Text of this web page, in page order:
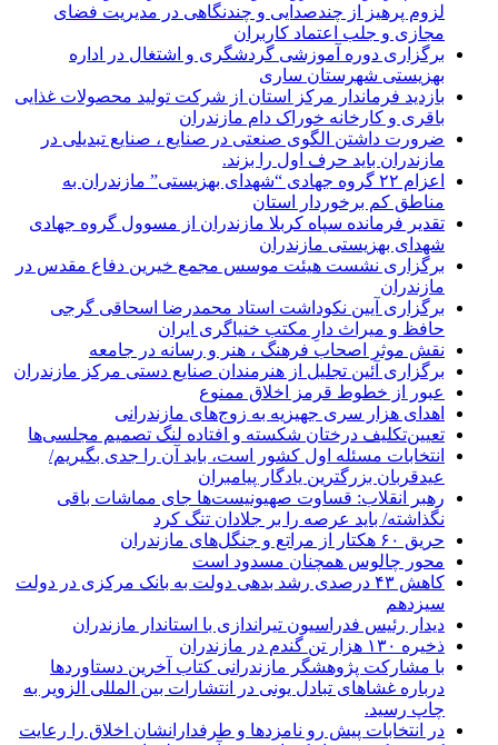
لزوم پرهیز از چندصدایی و چندنگاهی در مدیریت فضای
مجازی و جلب اعتماد کاربران
برگزاری دوره آموزشی گردشگری و اشتغال در اداره
بهزیستی شهرستان ساری
بازدید فرماندار مرکز استان از شرکت تولید محصولات غذایی
باقری و کارخانه خوراک دام مازندران
ضرورت داشتن الگوی صنعتی در صنایع ، صنایع تبدیلی در
مازندران باید حرف اول را بزند.
اعزام ۲۲ گروه جهادی “شهدای بهزیستی” مازندران به
مناطق کم برخوردار استان
تقدیر فرمانده سپاه کربلا مازندران از مسوول گروه جهادی
شهدای بهزیستی مازندران
برگزاری نشست هیئت موسس مجمع خیرین دفاع مقدس در
مازندران
برگزاری آیین نکوداشت استاد محمدرضا اسحاقی گرجی
حافظ و میراث دارِ مکتب خنیاگری ایران
نقش موثر اصحاب فرهنگ ، هنر و رسانه در جامعه
برگزاری آئین تجلیل از هنرمندان صنایع دستی مرکز مازندران
عبور از خطوط قرمز اخلاق ممنوع
اهدای هزار سری جهیزیه به زوج‌های مازندرانی
تعیین‌تکلیف درختان شکسته و افتاده لنگ تصمیم مجلسی‌ها
انتخابات مسئله اول کشور است، باید آن را جدی بگیریم/
عیدقربان بزرگترین یادگار پیامبران
رهبر انقلاب: قساوت صهیونیست‌ها جای مماشات باقی
نگذاشته/ باید عرصه را بر جلادان تنگ کرد
حریق ۶۰ هکتار از مراتع و جنگل‌های مازندران
محور چالوس همچنان مسدود است
کاهش ۴۳ درصدی رشد بدهی دولت به بانک مرکزی در دولت
سیزدهم
دیدار رئیس فدراسیون تیراندازی با استاندار مازندران
ذخیره ۱۳۰ هزار تن گندم در مازندران
با مشارکت پژوهشگر مازندرانی كتاب آخرین دستاوردها
درباره غشاهای تبادل یونی در انتشارات بین المللی الزویر به
چاپ رسید.
در انتخابات پیش رو نامزدها و طرفدارانشان اخلاق را رعایت